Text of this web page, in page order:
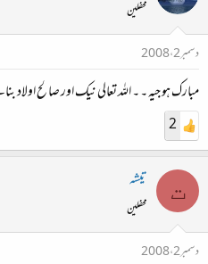
محفلین
دسمبر 2، 2008
مبارک ہو جیہ ۔ ۔ اللہ تعالی نیک اور صالح اولاد
2
ت تیشہ
محفلین
دسمبر 2، 2008